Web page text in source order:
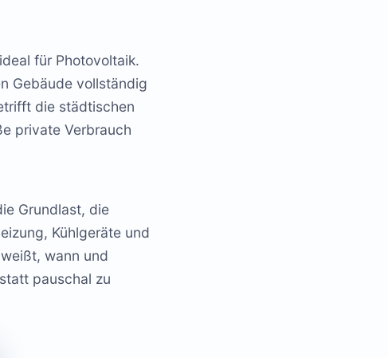
für Photovoltaik.
Gebäude vollständig
die städtischen
private Verbrauch
Grundlast, die
Kühlgeräte und
wann und
pauschal zu